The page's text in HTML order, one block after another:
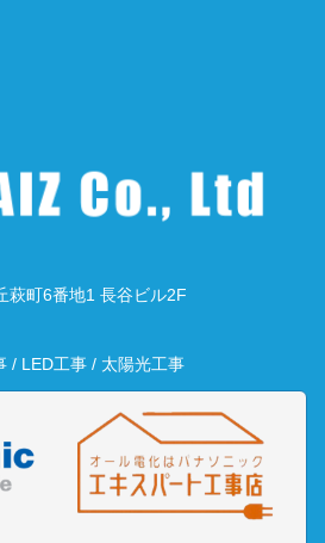
萩町6番地1 長谷ビル2F
/ LED工事 / 太陽光工事